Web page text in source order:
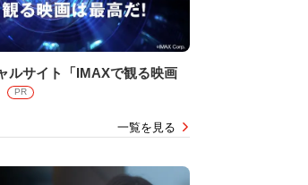
ルサイト「IMAXで観る映画
PR
一覧を見る